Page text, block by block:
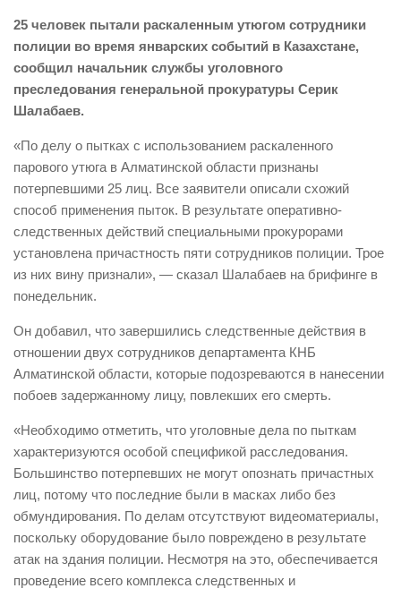
25 человек пытали раскаленным утюгом сотрудники
полиции во время январских событий в Казахстане,
сообщил начальник службы уголовного
преследования генеральной прокуратуры Серик
Шалабаев.
«По делу о пытках с использованием раскаленного
парового утюга в Алматинской области признаны
потерпевшими 25 лиц. Все заявители описали схожий
способ применения пыток. В результате оперативно-
следственных действий специальными прокурорами
установлена причастность пяти сотрудников полиции. Трое
из них вину признали», — сказал Шалабаев на брифинге в
понедельник.
Он добавил, что завершились следственные действия в
отношении двух сотрудников департамента КНБ
Алматинской области, которые подозреваются в нанесении
побоев задержанному лицу, повлекших его смерть.
«Необходимо отметить, что уголовные дела по пыткам
характеризуются особой спецификой расследования.
Большинство потерпевших не могут опознать причастных
лиц, потому что последние были в масках либо без
обмундирования. По делам отсутствуют видеоматериалы,
поскольку оборудование было повреждено в результате
атак на здания полиции. Несмотря на это, обеспечивается
проведение всего комплекса следственных и